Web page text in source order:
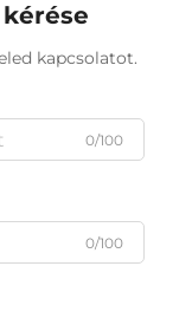
kapcsolatot.
0/100
0/100